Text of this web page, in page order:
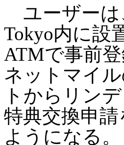
ユーザーは
Tokyo内に設
ATMで事前
ネットマイ
トからリン
特典交換申
ようになる